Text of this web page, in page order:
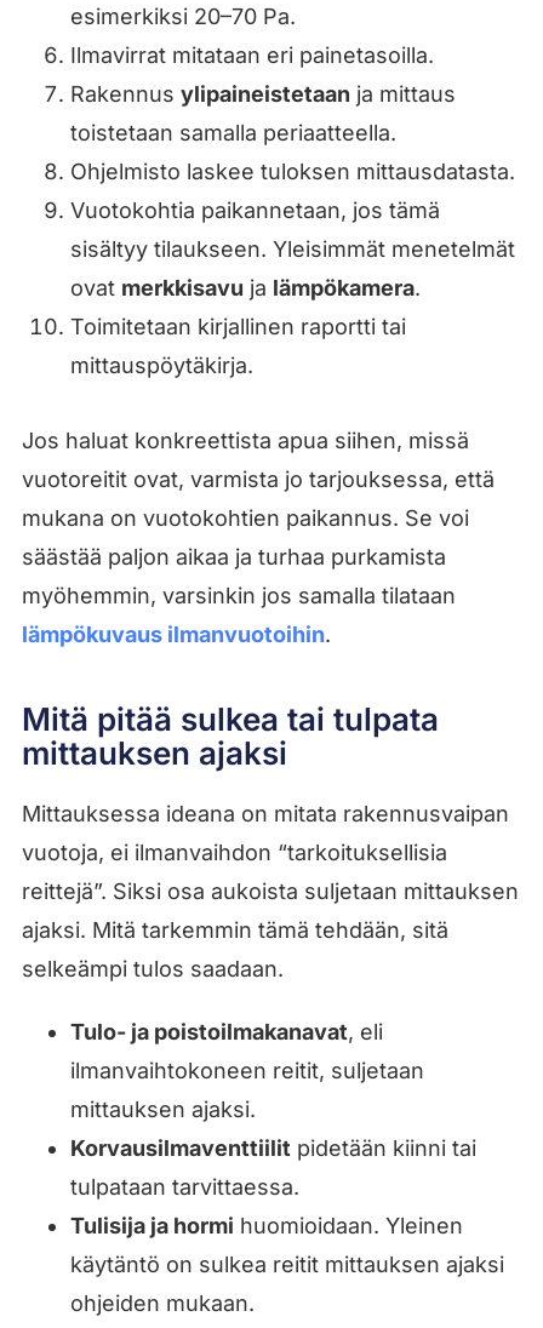
esimerkiksi 20–70 Pa.
Ilmavirrat mitataan eri painetasoilla.
Rakennus ylipaineistetaan ja mittaus
toistetaan samalla periaatteella.
Ohjelmisto laskee tuloksen mittausdatasta.
Vuotokohtia paikannetaan, jos tämä
sisältyy tilaukseen. Yleisimmät menetelmät
ovat merkkisavu ja lämpökamera.
Toimitetaan kirjallinen raportti tai
mittauspöytäkirja.
Jos haluat konkreettista apua siihen, missä
vuotoreitit ovat, varmista jo tarjouksessa, että
mukana on vuotokohtien paikannus. Se voi
säästää paljon aikaa ja turhaa purkamista
myöhemmin, varsinkin jos samalla tilataan
lämpökuvaus ilmanvuotoihin.
Mitä pitää sulkea tai tulpata
mittauksen ajaksi
Mittauksessa ideana on mitata rakennusvaipan
vuotoja, ei ilmanvaihdon “tarkoituksellisia
reittejä”. Siksi osa aukoista suljetaan mittauksen
ajaksi. Mitä tarkemmin tämä tehdään, sitä
selkeämpi tulos saadaan.
Tulo- ja poistoilmakanavat, eli
ilmanvaihtokoneen reitit, suljetaan
mittauksen ajaksi.
Korvausilmaventtiilit pidetään kiinni tai
tulpataan tarvittaessa.
Tulisija ja hormi huomioidaan. Yleinen
käytäntö on sulkea reitit mittauksen ajaksi
ohjeiden mukaan.